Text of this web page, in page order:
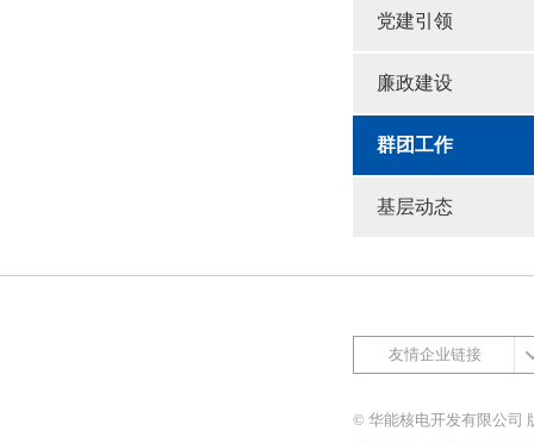
党建引领
廉政建设
群团工作
基层动态
友情企业链接
© 华能核电开发有限公司